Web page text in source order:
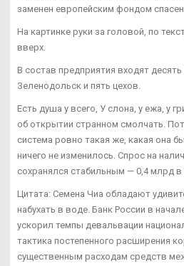
заменен европейским фондом
На картинке руки за головой, по
вверх.
В состав предприятия входят
Зеленодольск и пять цехов.
Есть душа у всего, У слона, у ежа, у
об открытии странном смолчать.
система ровно такая же, какая она
ничего не изменилось. Спрос на
сохранялся стабильным — 0,4 млрд
Цитата: Семена Чиа обладают
набухать в воде. Банк России в
ускорил темпы девальвации
тактика постепенного расширения
существенным расходам средств